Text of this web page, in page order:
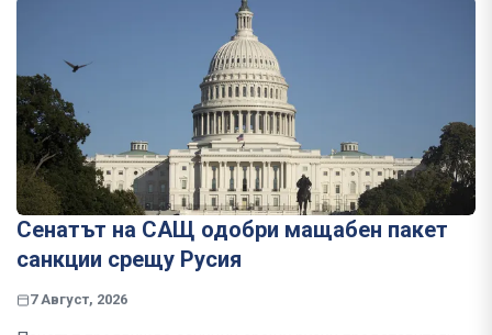
Сенатът на САЩ одобри мащабен пакет
санкции срещу Русия
7 Август, 2026